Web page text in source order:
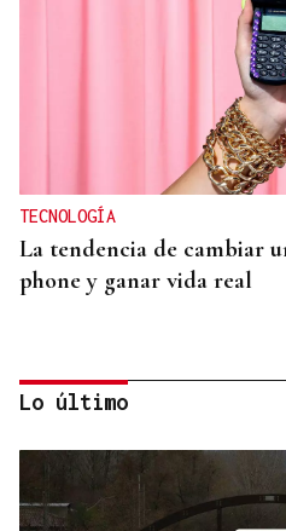
TECNOLOGÍA
La tendencia de cambiar
phone y ganar vida real
Lo último